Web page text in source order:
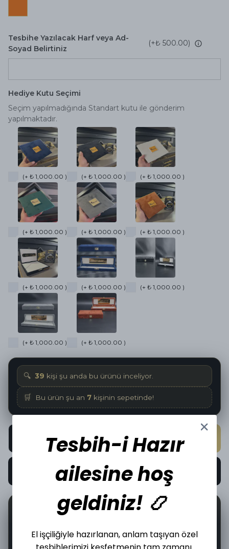
Tesbihe Yazılacak Harf veya Ad-
Soyad Belirtiniz
(+₺ 500.00)
Hediye Kutu Seçimi
Seçim yapılmadığında Standart kutu ile gönderim
yapılmaktadır.
(+ ₺ 1,000.00 ) (+ ₺ 1,000.00 ) (+ ₺ 1,000.00 )
(+ ₺ 1,000.00 ) (+ ₺ 1,000.00 ) (+ ₺ 1,000.00 )
(+ ₺ 1,000.00 ) (+ ₺ 1,000.00 ) (+ ₺ 1,000.00 )
(+ ₺ 1,000.00 ) (+ ₺ 1,000.00 )
🔍 39 kişi şu anda bu ürünü inceliyor.
🛒 Bu ürün şu an 7 kişinin sepetinde!
SEPETE EKLE
HEMEN AL
İncelediğiniz üründen bugün55
Tesbih-i Hazır
ailesine hoş
geldiniz! 📿
El işçiliğiyle hazırlanan, anlam taşıyan özel